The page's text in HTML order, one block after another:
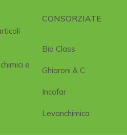
e
CONSORZIATE
Bio Class
Ghiaroni & C
Incofar
Levanchimica